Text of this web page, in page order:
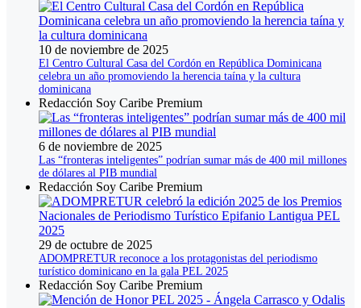
10 de noviembre de 2025
El Centro Cultural Casa del Cordón en República Dominicana
celebra un año promoviendo la herencia taína y la cultura
dominicana
Redacción Soy Caribe Premium
6 de noviembre de 2025
Las “fronteras inteligentes” podrían sumar más de 400 mil millones
de dólares al PIB mundial
Redacción Soy Caribe Premium
29 de octubre de 2025
ADOMPRETUR reconoce a los protagonistas del periodismo
turístico dominicano en la gala PEL 2025
Redacción Soy Caribe Premium